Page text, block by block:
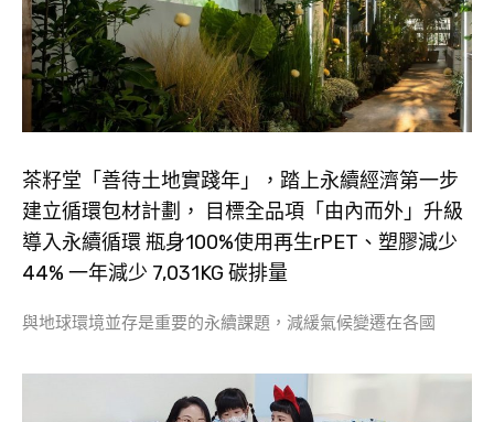
茶籽堂「善待土地實踐年」，踏上永續經濟第一步
建立循環包材計劃， 目標全品項「由內而外」升級
導入永續循環 瓶身100%使用再生rPET、塑膠減少
44% 一年減少 7,031KG 碳排量
與地球環境並存是重要的永續課題，減緩氣候變遷在各國